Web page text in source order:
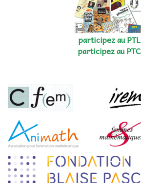
participez au PTL
participez au PTC